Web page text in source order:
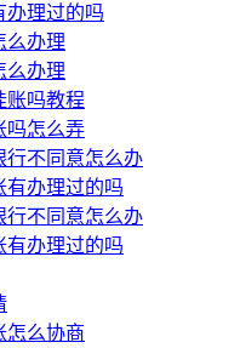
办理过的吗
么办理
么办理
账吗教程
吗怎么弄
行不同意怎么办
有办理过的吗
行不同意怎么办
有办理过的吗
怎么协商